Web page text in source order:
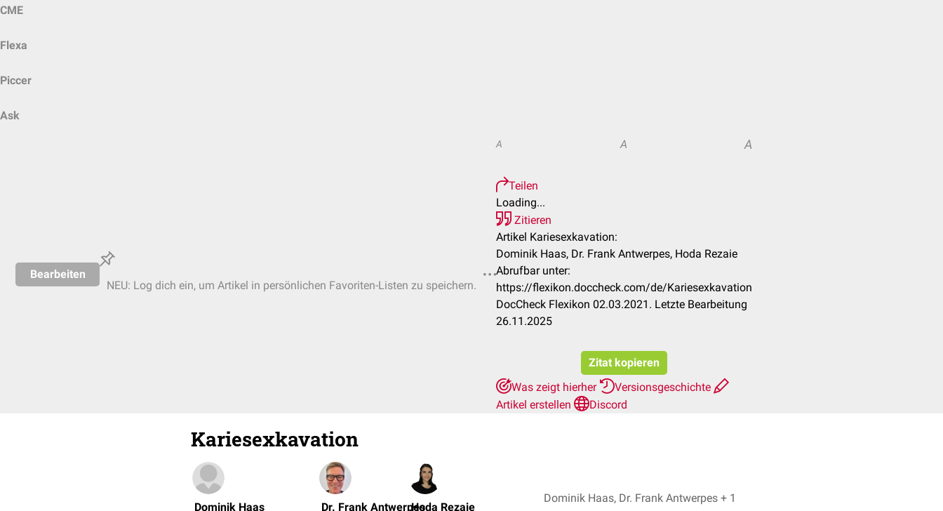
CME
Flexa
Piccer
Ask
Bearbeiten
NEU: Log dich ein, um Artikel in persönlichen Favoriten-Listen zu speichern.
A A A
Teilen
Loading...
Zitieren
Artikel Kariesexkavation:
Dominik Haas, Dr. Frank Antwerpes, Hoda Rezaie
Abrufbar unter:
https://flexikon.doccheck.com/de/Kariesexkavation
DocCheck Flexikon 02.03.2021. Letzte Bearbeitung
26.11.2025
Zitat kopieren
Was zeigt hierher
Versionsgeschichte
Artikel erstellen
Discord
Kariesexkavation
Dominik Haas Dr. Frank AntwerpesHoda Rezaie
Dominik Haas, Dr. Frank Antwerpes + 1